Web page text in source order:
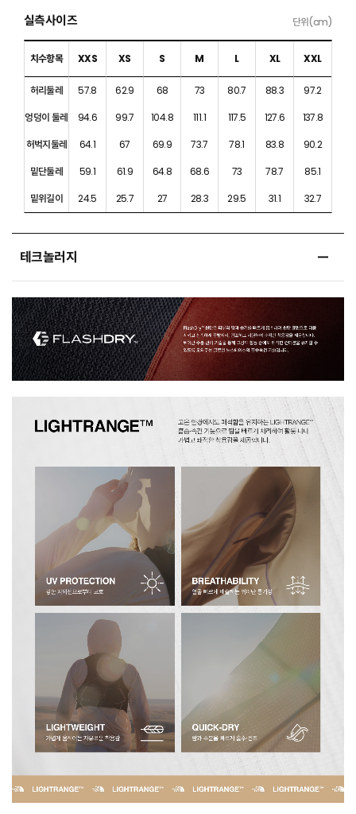
실측사이즈 단위(cm)
치수항목 XXS XS S M L XL XXL
허리둘레 57.8 62.9 68 73 80.7 88.3
97.2
엉덩이 둘레
94.6 99.7 104.8 111.1 117.5 127.6
137.8
허벅지둘레
64.1 67 69.9 73.7 78.1 83.8
90.2
밑단둘레
59.1 61.9 64.8 68.6 73 78.7
85.1
밑위길이
24.5 25.7 27 28.3 29.5 31.1 32.7
테크놀러지